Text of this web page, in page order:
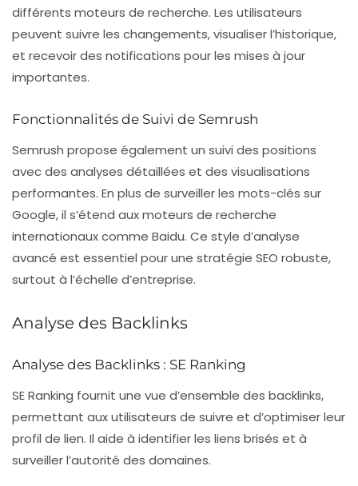
différents moteurs de recherche. Les utilisateurs
peuvent suivre les changements, visualiser l’historique,
et recevoir des notifications pour les mises à jour
importantes.
Fonctionnalités de Suivi de Semrush
Semrush propose également un suivi des positions
avec des analyses détaillées et des visualisations
performantes. En plus de surveiller les mots-clés sur
Google, il s’étend aux moteurs de recherche
internationaux comme Baidu. Ce style d’analyse
avancé est essentiel pour une stratégie SEO robuste,
surtout à l’échelle d’entreprise.
Analyse des Backlinks
Analyse des Backlinks : SE Ranking
SE Ranking fournit une vue d’ensemble des backlinks,
permettant aux utilisateurs de suivre et d’optimiser leur
profil de lien. Il aide à identifier les liens brisés et à
surveiller l’autorité des domaines.